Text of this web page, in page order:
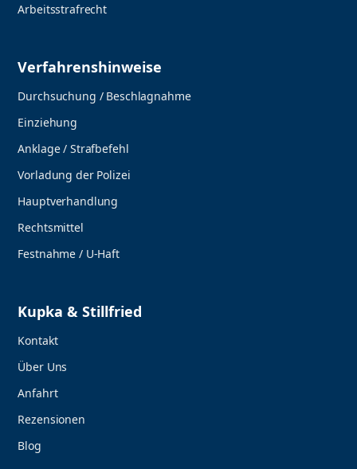
Arbeitsstrafrecht
Verfahrenshinweise
Durchsuchung / Beschlagnahme
Einziehung
Anklage / Strafbefehl
Vorladung der Polizei
Hauptverhandlung
Rechtsmittel
Festnahme / U-Haft
Kupka & Stillfried
Kontakt
Über Uns
Anfahrt
Rezensionen
Blog